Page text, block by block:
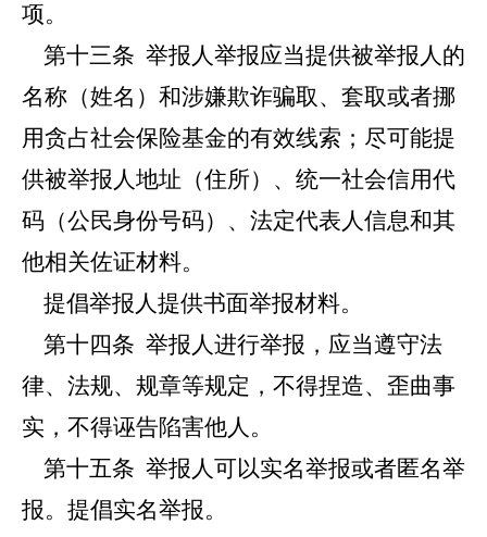
项。
第十三条 举报人举报应当提供被举报人的
名称（姓名）和涉嫌欺诈骗取、套取或者挪
用贪占社会保险基金的有效线索；尽可能提
供被举报人地址（住所）、统一社会信用代
码（公民身份号码）、法定代表人信息和其
他相关佐证材料。
提倡举报人提供书面举报材料。
第十四条 举报人进行举报，应当遵守法
律、法规、规章等规定，不得捏造、歪曲事
实，不得诬告陷害他人。
第十五条 举报人可以实名举报或者匿名举
报。提倡实名举报。